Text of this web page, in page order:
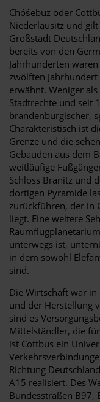
Chóśebuz oder
Niederlausitz und
Großstadt
bereits von den
Jahrhunderten
zwölften
erwähnt. Weniger
Stadtrechte und seit
brandenburgischer,
Charakteristisch ist
Grenze und die
Gebäuden aus dem
weitläufige
Schloss Branitz und
dortigen Pyramide
zurückführen, der in
liegt. Eine weitere
unterwegs ist,
in dem sowohl
sind.
Die Wirtschaft war
und der Herstellung
sind es
Mittelständler, die
ist Cottbus ein
Richtung
A15 realisiert. Des
Bundesstraßen B97,